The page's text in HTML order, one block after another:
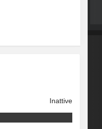
Inattive